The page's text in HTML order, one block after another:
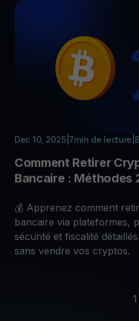
Dec 10, 2025| 7min de lecture
Comment Retirer
Bancaire : Méthodes
💰 Apprenez comment
bancaire via plateformes,
sécurité et fiscalité
sans vendre vos cryptos.
1